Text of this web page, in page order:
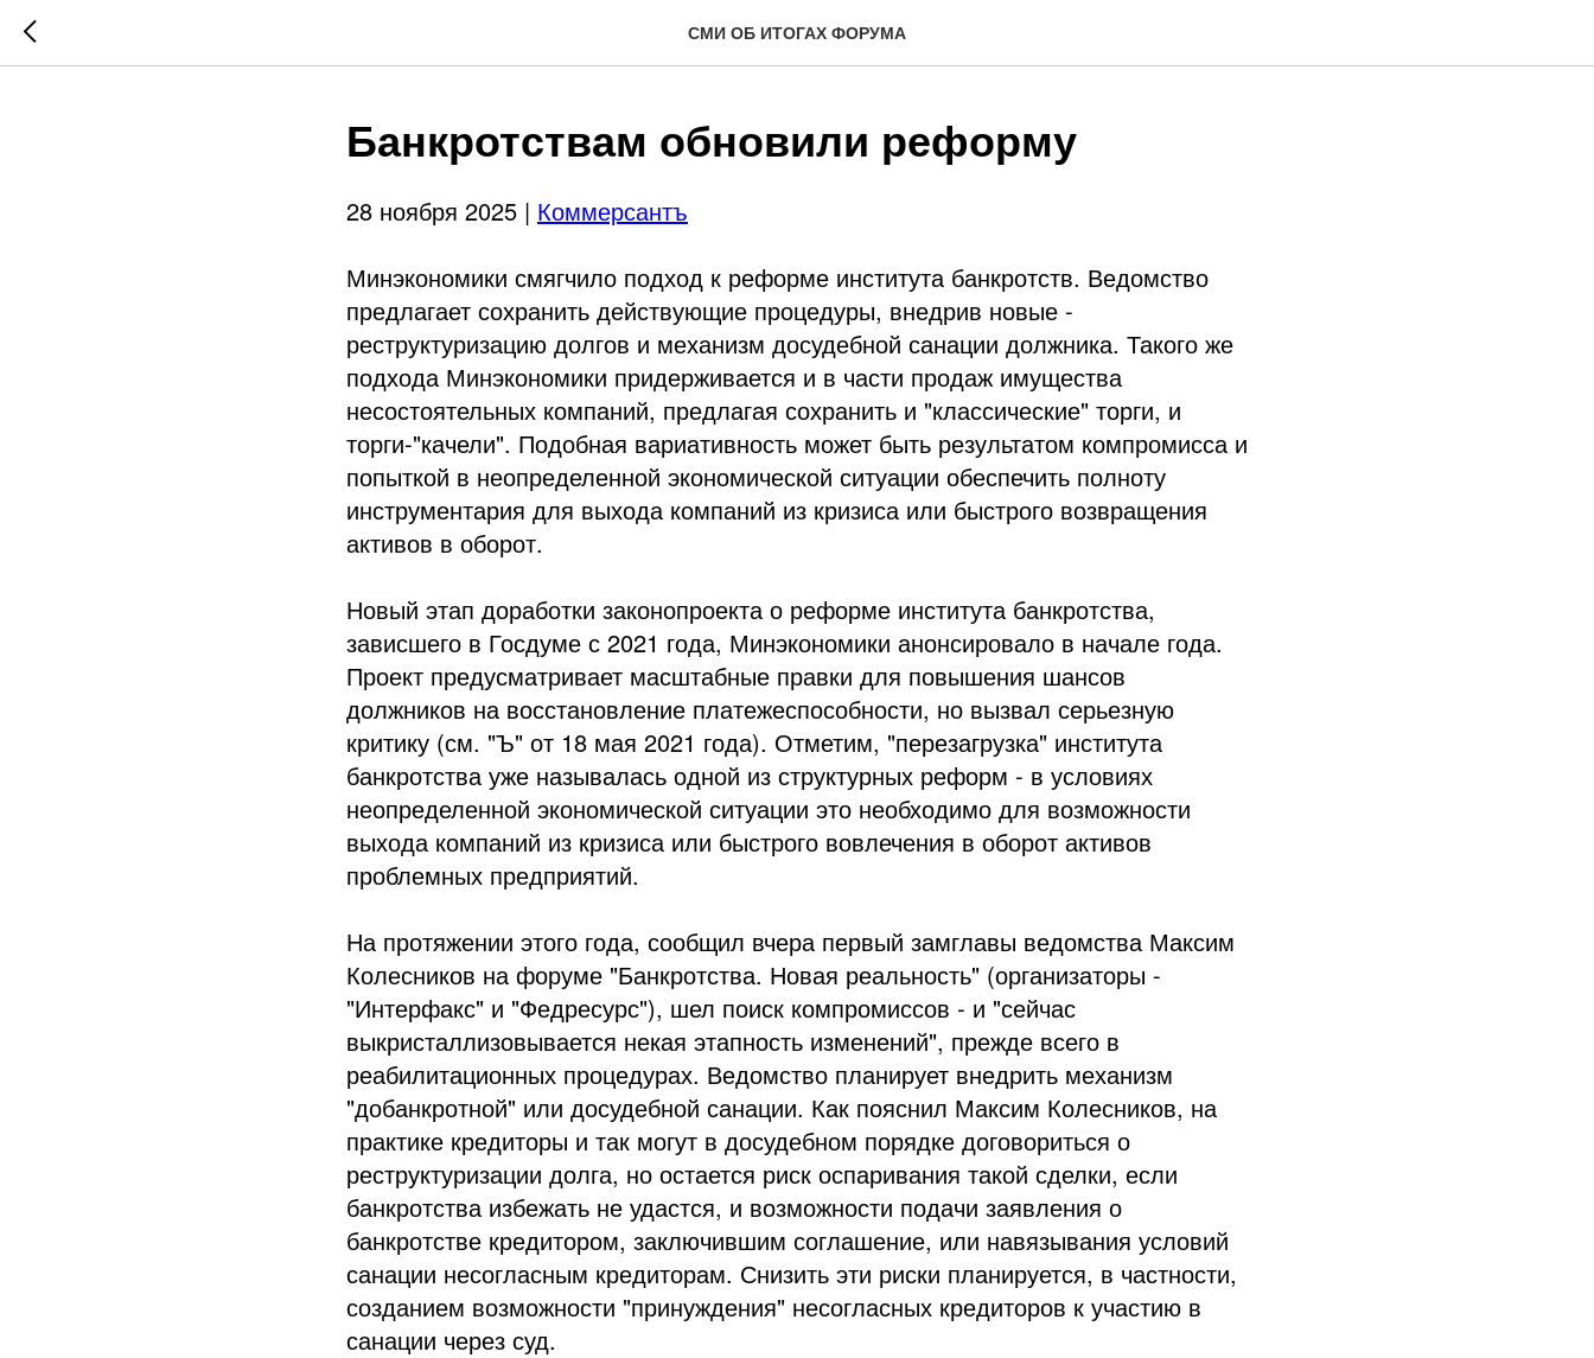
СМИ ОБ ИТОГАХ ФОРУМА
Банкротствам обновили реформу
28 ноября 2025 | Коммерсантъ
Минэкономики смягчило подход к реформе института банкротств. Ведомство
предлагает сохранить действующие процедуры, внедрив новые -
реструктуризацию долгов и механизм досудебной санации должника. Такого же
подхода Минэкономики придерживается и в части продаж имущества
несостоятельных компаний, предлагая сохранить и "классические" торги, и
торги-"качели". Подобная вариативность может быть результатом компромисса и
попыткой в неопределенной экономической ситуации обеспечить полноту
инструментария для выхода компаний из кризиса или быстрого возвращения
активов в оборот.
Новый этап доработки законопроекта о реформе института банкротства,
зависшего в Госдуме с 2021 года, Минэкономики анонсировало в начале года.
Проект предусматривает масштабные правки для повышения шансов
должников на восстановление платежеспособности, но вызвал серьезную
критику (см. "Ъ" от 18 мая 2021 года). Отметим, "перезагрузка" института
банкротства уже называлась одной из структурных реформ - в условиях
неопределенной экономической ситуации это необходимо для возможности
выхода компаний из кризиса или быстрого вовлечения в оборот активов
проблемных предприятий.
На протяжении этого года, сообщил вчера первый замглавы ведомства Максим
Колесников на форуме "Банкротства. Новая реальность" (организаторы -
"Интерфакс" и "Федресурс"), шел поиск компромиссов - и "сейчас
выкристаллизовывается некая этапность изменений", прежде всего в
реабилитационных процедурах. Ведомство планирует внедрить механизм
"добанкротной" или досудебной санации. Как пояснил Максим Колесников, на
практике кредиторы и так могут в досудебном порядке договориться о
реструктуризации долга, но остается риск оспаривания такой сделки, если
банкротства избежать не удастся, и возможности подачи заявления о
банкротстве кредитором, заключившим соглашение, или навязывания условий
санации несогласным кредиторам. Снизить эти риски планируется, в частности,
созданием возможности "принуждения" несогласных кредиторов к участию в
санации через суд.